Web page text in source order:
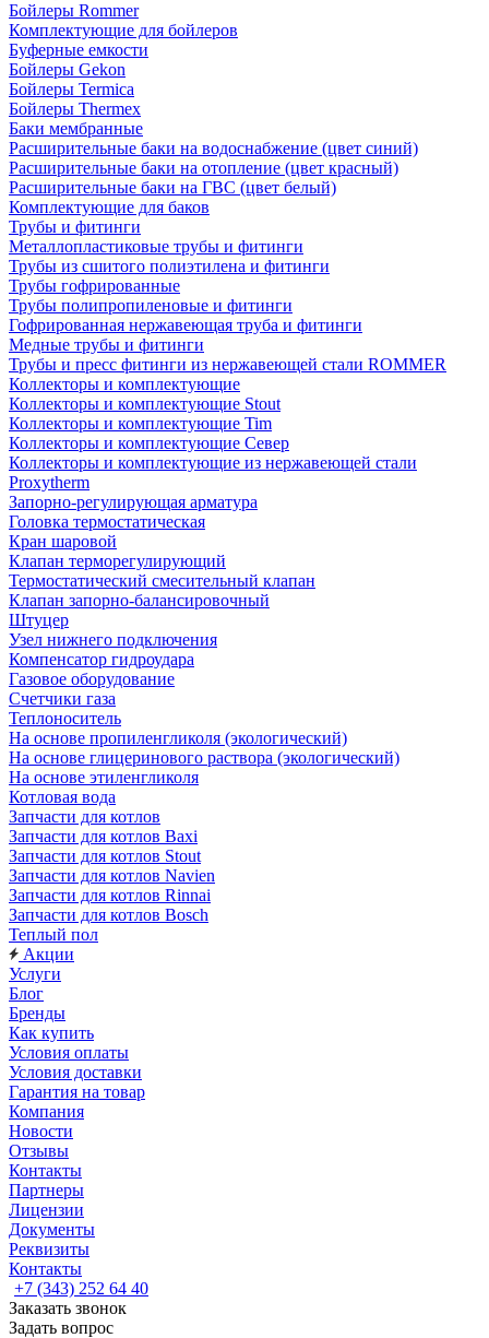
Бойлеры Rommer
Комплектующие для бойлеров
Буферные емкости
Бойлеры Gekon
Бойлеры Termica
Бойлеры Thermex
Баки мембранные
Расширительные баки на водоснабжение (цвет синий)
Расширительные баки на отопление (цвет красный)
Расширительные баки на ГВС (цвет белый)
Комплектующие для баков
Трубы и фитинги
Металлопластиковые трубы и фитинги
Трубы из сшитого полиэтилена и фитинги
Трубы гофрированные
Трубы полипропиленовые и фитинги
Гофрированная нержавеющая труба и фитинги
Медные трубы и фитинги
Трубы и пресс фитинги из нержавеющей стали ROMMER
Коллекторы и комплектующие
Коллекторы и комплектующие Stout
Коллекторы и комплектующие Tim
Коллекторы и комплектующие Север
Коллекторы и комплектующие из нержавеющей стали
Proxytherm
Запорно-регулирующая арматура
Головка термостатическая
Кран шаровой
Клапан терморегулирующий
Термостатический смесительный клапан
Клапан запорно-балансировочный
Штуцер
Узел нижнего подключения
Компенсатор гидроудара
Газовое оборудование
Счетчики газа
Теплоноситель
На основе пропиленгликоля (экологический)
На основе глицеринового раствора (экологический)
На основе этиленгликоля
Котловая вода
Запчасти для котлов
Запчасти для котлов Baxi
Запчасти для котлов Stout
Запчасти для котлов Navien
Запчасти для котлов Rinnai
Запчасти для котлов Bosch
Теплый пол
Акции
Услуги
Блог
Бренды
Как купить
Условия оплаты
Условия доставки
Гарантия на товар
Компания
Новости
Отзывы
Контакты
Партнеры
Лицензии
Документы
Реквизиты
Контакты
+7 (343) 252 64 40
Заказать звонок
Задать вопрос